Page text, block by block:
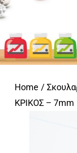
Home
ΚΡΙΚΟΣ – 7mm